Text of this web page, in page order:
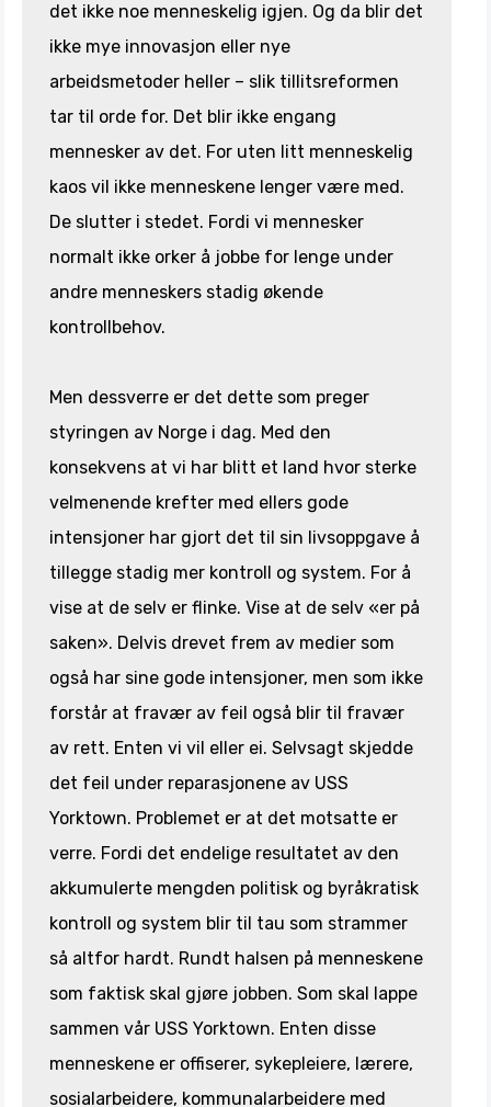
det ikke noe menneskelig igjen. Og da blir det
ikke mye innovasjon eller nye
arbeidsmetoder heller – slik tillitsreformen
tar til orde for. Det blir ikke engang
mennesker av det. For uten litt menneskelig
kaos vil ikke menneskene lenger være med.
De slutter i stedet. Fordi vi mennesker
normalt ikke orker å jobbe for lenge under
andre menneskers stadig økende
kontrollbehov.
Men dessverre er det dette som preger
styringen av Norge i dag. Med den
konsekvens at vi har blitt et land hvor sterke
velmenende krefter med ellers gode
intensjoner har gjort det til sin livsoppgave å
tillegge stadig mer kontroll og system. For å
vise at de selv er flinke. Vise at de selv «er på
saken». Delvis drevet frem av medier som
også har sine gode intensjoner, men som ikke
forstår at fravær av feil også blir til fravær
av rett. Enten vi vil eller ei. Selvsagt skjedde
det feil under reparasjonene av USS
Yorktown. Problemet er at det motsatte er
verre. Fordi det endelige resultatet av den
akkumulerte mengden politisk og byråkratisk
kontroll og system blir til tau som strammer
så altfor hardt. Rundt halsen på menneskene
som faktisk skal gjøre jobben. Som skal lappe
sammen vår USS Yorktown. Enten disse
menneskene er offiserer, sykepleiere, lærere,
sosialarbeidere, kommunalarbeidere med